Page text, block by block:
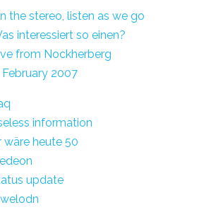
the stereo, listen as we go
interessiert so einen?
from Nockherberg
February 2007
information
wäre heute 50
update